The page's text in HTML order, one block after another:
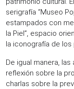
serigrafía “Museo
estampados con
la Piel”, espacio
la iconografía de los
De igual manera,
reflexión sobre la
charlas sobre la